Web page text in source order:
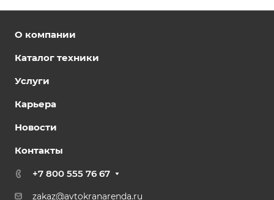
О компании
Каталог техники
Услуги
Карьера
Новости
Контакты
+7 800 555 76 67
zakaz@avtokranarenda.ru